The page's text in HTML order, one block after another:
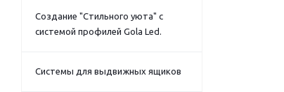
Создание "Стильного уюта" с
системой профилей Gola Led.
Системы для выдвижных ящиков